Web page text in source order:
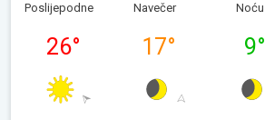
Poslijepodne
26°
Navečer
17°
Noću
9°